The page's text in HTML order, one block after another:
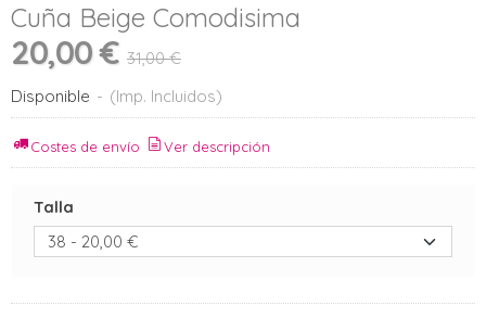
Cuña Beige Comodisima
20,00 € 31,00 €
Disponible - (Imp. Incluidos)
Costes de envío Ver descripción
Talla